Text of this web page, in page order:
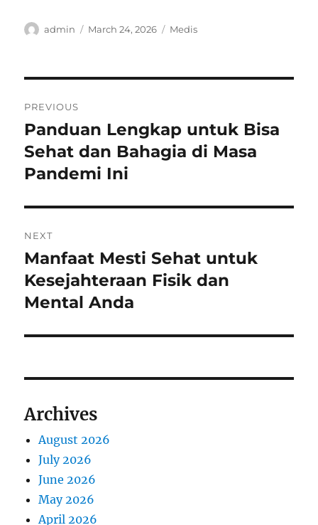
Author
admin
Posted
March 24, 2026 Categories
Medis
navigation
PREVIOUS
Previous
post:
Panduan Lengkap untuk Bisa
Sehat dan Bahagia di Masa
Pandemi Ini
NEXT
Next
post:
Manfaat Mesti Sehat untuk
Kesejahteraan Fisik dan
Mental Anda
Archives
August 2026
July 2026
June 2026
May 2026
April 2026